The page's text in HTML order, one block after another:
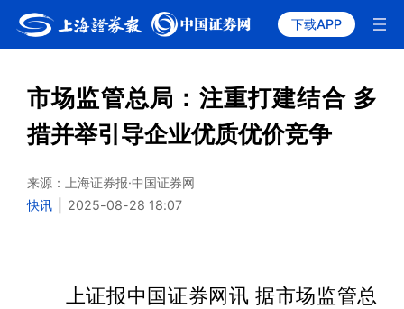
下载APP
市场监管总局：注重打建结合 多
措并举引导企业优质优价竞争
来源：上海证券报·中国证券网
快讯
2025-08-28 18:07
上证报中国证券网讯 据市场监管总